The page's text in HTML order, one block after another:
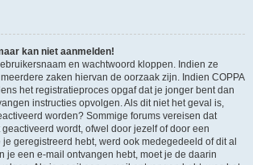
kan niet aanmelden!
en wachtwoord kloppen. Indien ze
zaken hiervan de oorzaak zijn. Indien COPPA
het registratieproces opgaf dat je jonger bent dan
instructies opvolgen. Als dit niet het geval is,
worden? Sommige forums vereisen dat
wordt, ofwel door jezelf of door een
geregistreerd hebt, werd ook medegedeeld of dit al
je een e-mail ontvangen hebt, moet je de daarin